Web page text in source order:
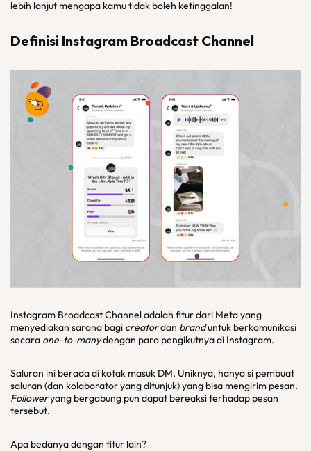
lebih lanjut mengapa kamu tidak boleh ketinggalan!
Definisi Instagram Broadcast Channel
Instagram Broadcast Channel adalah fitur dari Meta yang
menyediakan sarana bagi creatordan branduntuk berkomunikasi
secara one-to-manydengan para pengikutnya di Instagram.
Saluran ini berada di kotak masuk DM. Uniknya, hanya si pembuat
saluran (dan kolaborator yang ditunjuk) yang bisa mengirim pesan.
Followeryang bergabung pun dapat bereaksi terhadap pesan
tersebut.
Apa bedanya dengan fitur lain?